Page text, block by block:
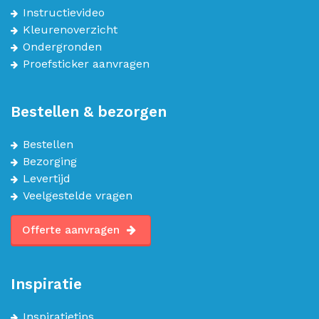
Instructievideo
Kleurenoverzicht
Ondergronden
Proefsticker aanvragen
Bestellen & bezorgen
Bestellen
Bezorging
Levertijd
Veelgestelde vragen
Offerte aanvragen
Inspiratie
Inspiratietips